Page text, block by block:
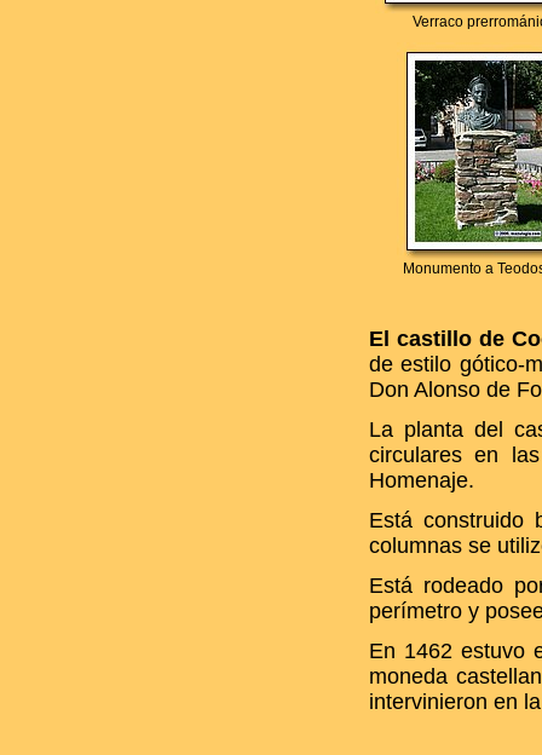
Verraco
Monumento a
El castillo de
de estilo gótico-
Don Alonso de
La planta del
circulares en
Homenaje.
Está construido
columnas se
Está rodeado
perímetro y
En 1462 estuvo
moneda
intervinieron en